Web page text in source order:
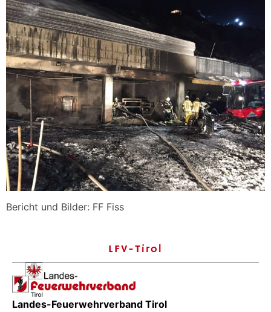
Bericht und Bilder: FF Fiss
LFV-Tirol
Landes-Feuerwehrverband Tirol